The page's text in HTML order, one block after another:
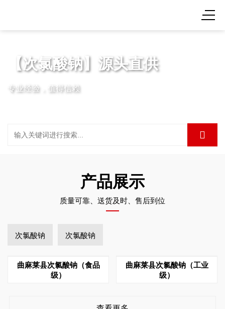
【次氯酸钠】源头直供
专业经验，值得信赖
产品展示
质量可靠、送货及时、售后到位
次氯酸钠 次氯酸钠
曲麻莱县次氯酸钠（食品
级）
曲麻莱县次氯酸钠（工业
级）